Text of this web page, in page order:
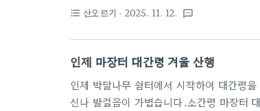
지만, 아직 산에는 늦가을의 향기가 남아
지막 단풍을 만나고 싶어 아침 일찍 길을
분에 상쾌한 기분으로 발걸음이 가벼웠어
..
format_list_bulleted 산오르기 · 2025. 11. 12. textsms
인제 마장터 대간령 겨울 산행
인제 박달나무 쉼터에서 시작하여 대간령
신나 발걸음이 가볍습니다.소간령 마장터